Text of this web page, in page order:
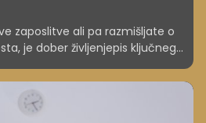
zaposlitve ali pa razmišljate o
je dober življenjepis ključnega
navajanja preteklih delovnih
v osredje pa vedno bolj
katerih si vas delodajalci
poslati je seveda največ